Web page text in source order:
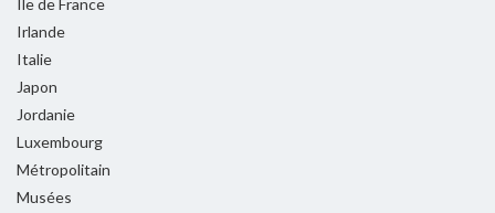
Irlande
Italie
Japon
Jordanie
Luxembourg
Métropolitain
Musées